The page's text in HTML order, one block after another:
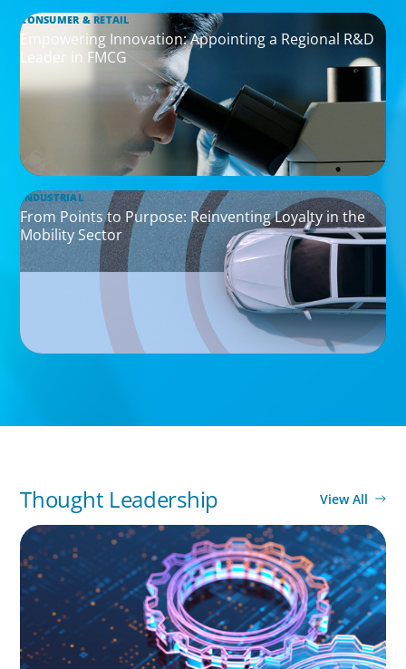
CONSUMER & RETAIL
Empowering Innovation: Appointing a Regional R&D
Leader in FMCG
INDUSTRIAL
From Points to Purpose: Reinventing Loyalty in the
Mobility Sector
Thought Leadership View All
BOYDEN REPORT SERIES
What’s Next for Industry? AI, Transformation,
and the Talent Imperative